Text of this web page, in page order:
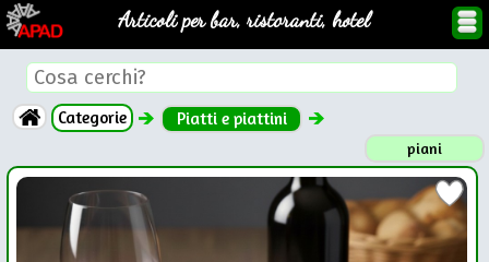
Articoli per bar, ristoranti, hotel
Categorie Piatti e piattini
piani